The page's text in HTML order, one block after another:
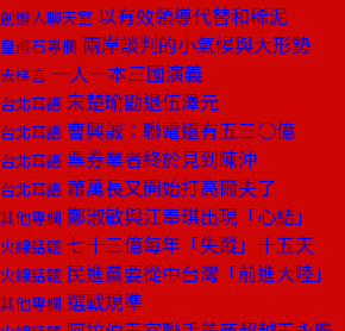
創辦人聊天室 以有效領導代替和稀泥
皇甫石專欄 兩岸談判的小氣候與大形勢
去梯言 一人一本三國演義
台北耳語 宋楚瑜勸退伍澤元
台北耳語 曹興誠：聯電還有五三○億
台北耳語 票券業者終於見到陳沖
台北耳語 蕭萬長又開始打高爾夫了
其他專欄 鄭淑敏與江奉琪出現「心結」
火線話題 七十三億每年「失蹤」十五天
火線話題 民進黨要從中台灣「前進大陸」
其他專欄 選戰規準